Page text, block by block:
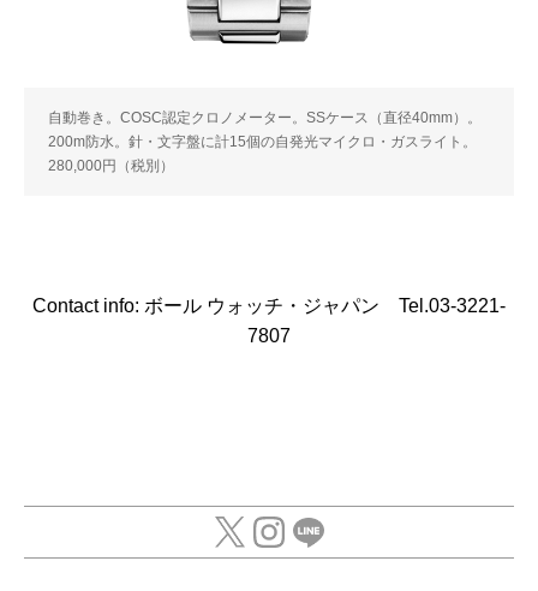
自動巻き。COSC認定クロノメーター。SSケース（直径40mm）。
200m防水。針・文字盤に計15個の自発光マイクロ・ガスライト。
280,000円（税別）
Contact info: ボール ウォッチ・ジャパン Tel.03-3221-
7807